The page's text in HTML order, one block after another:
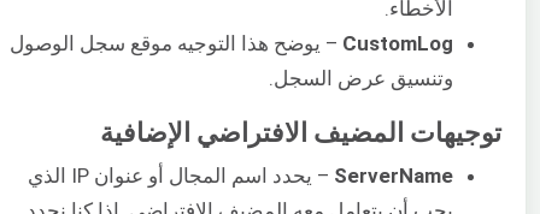
الأخطاء.
CustomLog – يوضح هذا التوجيه موقع سجل الوصول
وتنسيق عرض السجل.
توجيهات المضيف الافتراضي الإضافية
ServerName
– يحدد اسم المجال أو عنوان IP الذي